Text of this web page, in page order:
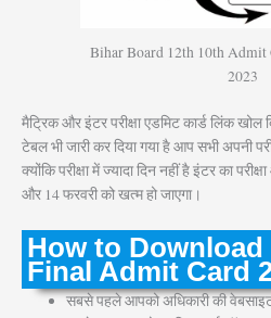
Bihar Board 12th 10th
2023
मैट्रिक और इंटर परीक्षा एडमिट कार्ड लिंक खोल
टेबल भी जारी कर दिया गया है आप सभी अपनी
क्योंकि परीक्षा में ज्यादा दिन नहीं है इंटर का
और 14 फरवरी को खत्म हो जाएगा।
How to Download
Final Admit Card
सबसे पहले आपको अधिकारी की वेबसाइट